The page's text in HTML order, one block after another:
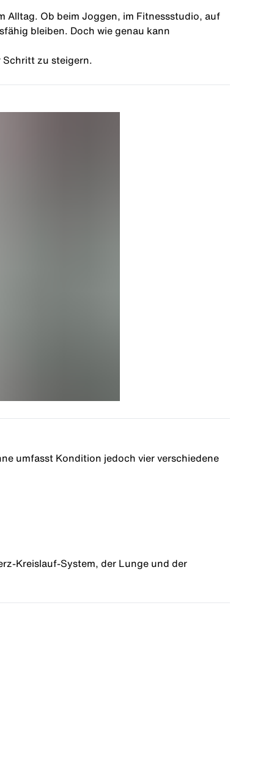
Alltag. Ob beim Joggen, im Fitnessstudio, auf
bleiben. Doch wie genau kann
zu steigern.
umfasst Kondition jedoch vier verschiedene
Kreislauf-System, der Lunge und der